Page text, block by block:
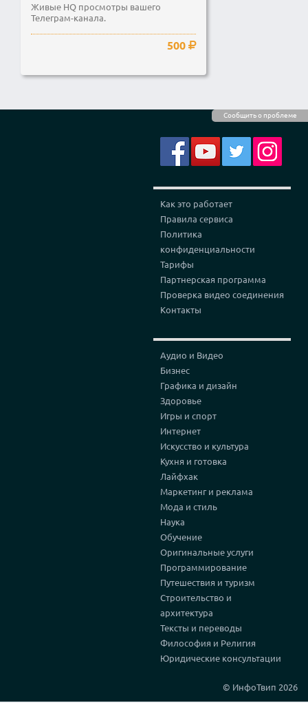
Сообщить о проблеме
Живые HQ просмотры вашего
Телеграм-канала.
500
Как это работает
Правила сервиса
Политика
конфиденциальности
Тарифы
Партнерская программа
Проверка видео соединения
Контакты
Аудио и Видео
Бизнес
Графика и дизайн
Здоровье
Игры и спорт
Интернет
Искусство и культура
Кухня и готовка
Лайфхак
Маркетинг и реклама
Мода и стиль
Наука
Обучение
Оригинальные услуги
Программирование
Путешествия и туризм
Строительство и
архитектура
Тексты и переводы
Философия и Религия
Юридические консультации
© ИнфоТвип 2026